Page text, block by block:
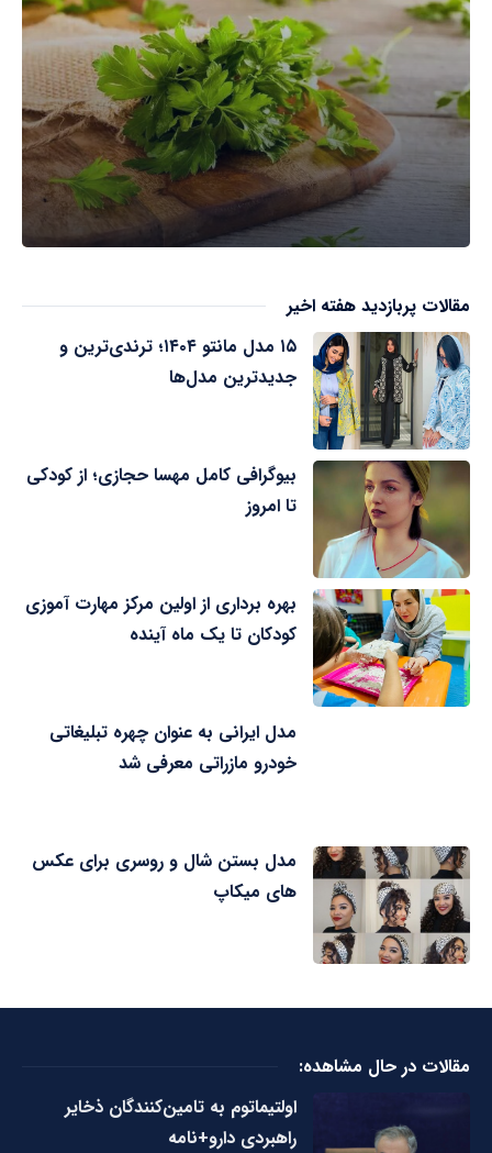
مقالات پربازدید هفته اخیر
۱۵ مدل مانتو ۱۴۰۴؛ ترندی‌ترین و
جدیدترین مدل‌ها
بیوگرافی کامل مهسا حجازی؛ از کودکی
تا امروز
بهره برداری از اولین مرکز مهارت آموزی
کودکان تا یک ماه آینده
مدل ایرانی به عنوان چهره تبلیغاتی
خودرو مازراتی معرفی شد
مدل بستن شال و روسری برای عکس
های میکاپ
مقالات در حال مشاهده:
اولتیماتوم به تامین‌کنندگان ذخایر
راهبردی دارو+نامه